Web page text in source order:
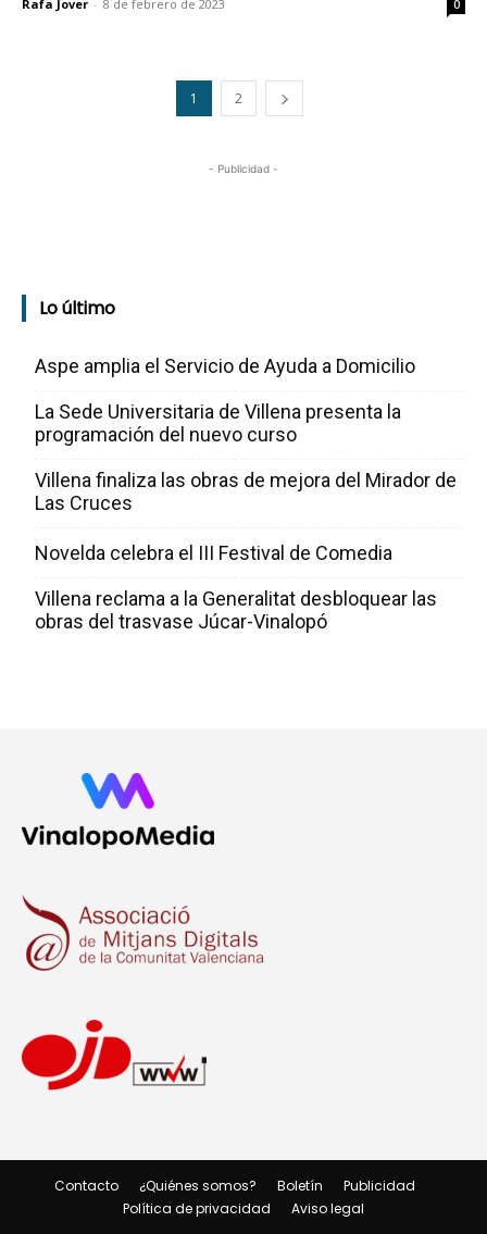
Rafa Jover - 8 de febrero de 2023 0
1 2
- Publicidad -
Lo último
Aspe amplia el Servicio de Ayuda a Domicilio
La Sede Universitaria de Villena presenta la
programación del nuevo curso
Villena finaliza las obras de mejora del Mirador de
Las Cruces
Novelda celebra el III Festival de Comedia
Villena reclama a la Generalitat desbloquear las
obras del trasvase Júcar-Vinalopó
Contacto ¿Quiénes somos? Boletín
Publicidad
Política de privacidad
Aviso legal